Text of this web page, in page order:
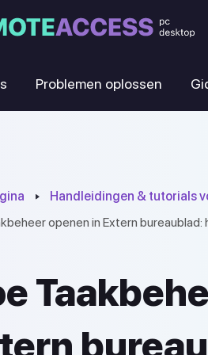
Problemen oplossen
Handleidingen & tutorials
openen in Extern